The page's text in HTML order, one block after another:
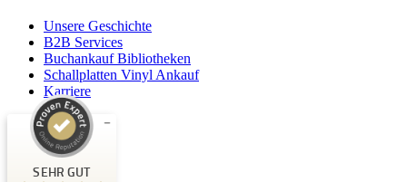
Unsere Geschichte
B2B Services
Buchankauf Bibliotheken
Schallplatten Vinyl Ankauf
Karriere
SEHR GUT
Kundenbewertungen und Erfahrungen zu